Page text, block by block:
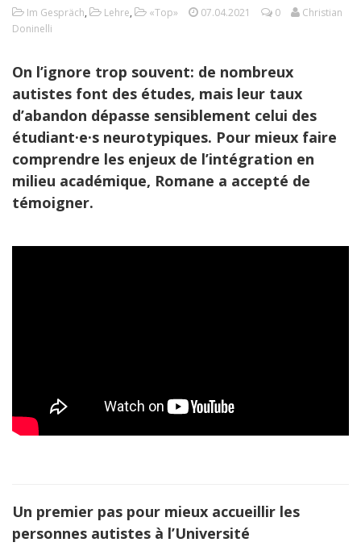
Im Gespräch, Lehre, «Top» 07.04.2021 0
Christian
Doninelli
On l’ignore trop souvent: de nombreux
autistes font des études, mais leur taux
d’abandon dépasse sensiblement celui des
étudiant·e·s neurotypiques. Pour mieux faire
comprendre les enjeux de l’intégration en
milieu académique, Romane a accepté de
témoigner.
Un premier pas pour mieux accueillir les
personnes autistes à l’Université